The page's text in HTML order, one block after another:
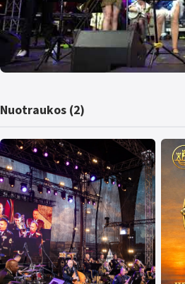
Nuotraukos (2)